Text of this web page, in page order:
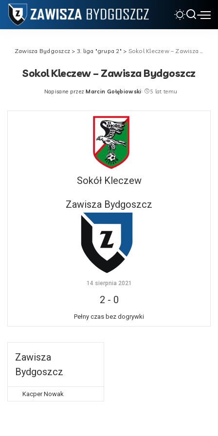
Zawisza Bydgoszcz > 3. liga "grupa 2" > Sokol Kleczew – Zawisza Bydgoszcz
Sokol Kleczew – Zawisza Bydgoszcz
Posted
Napisane przez Marcin Gołębiowski 5 lat temu
Sokół Kleczew
Zawisza Bydgoszcz
14 sierpnia 2021
2 - 0
Pełny czas bez dogrywki
Zawisza
Bydgoszcz
Kacper Nowak